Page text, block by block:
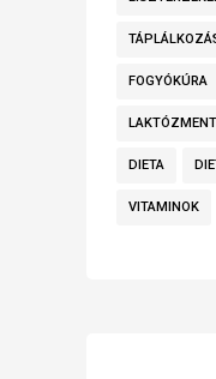
FOGYÓKÚRA
DIETA
VITAMINOK